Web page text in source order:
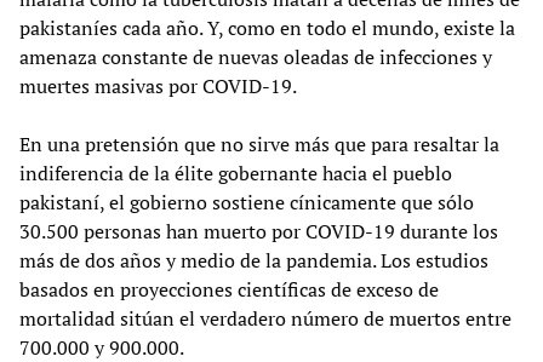
pakistaníes cada año. Y, como en todo el mundo, existe la
amenaza constante de nuevas oleadas de infecciones y
muertes masivas por COVID-19.
En una pretensión que no sirve más que para resaltar la
indiferencia de la élite gobernante hacia el pueblo
pakistaní, el gobierno sostiene cínicamente que sólo
30.500 personas han muerto por COVID-19 durante los
más de dos años y medio de la pandemia. Los estudios
basados en proyecciones científicas de exceso de
mortalidad sitúan el verdadero número de muertos entre
700.000 y 900.000.